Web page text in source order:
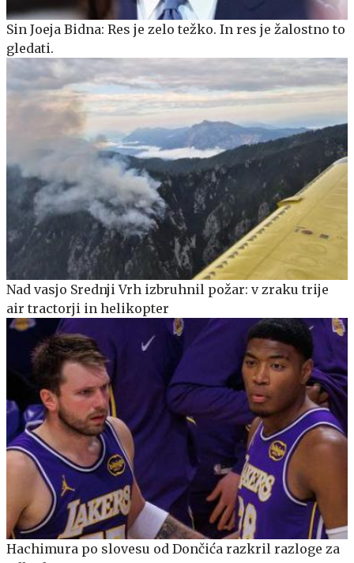
Sin Joeja Bidna: Res je zelo težko. In res je žalostno to
gledati.
Nad vasjo Srednji Vrh izbruhnil požar: v zraku trije
air tractorji in helikopter
Hachimura po slovesu od Dončića razkril razloge za